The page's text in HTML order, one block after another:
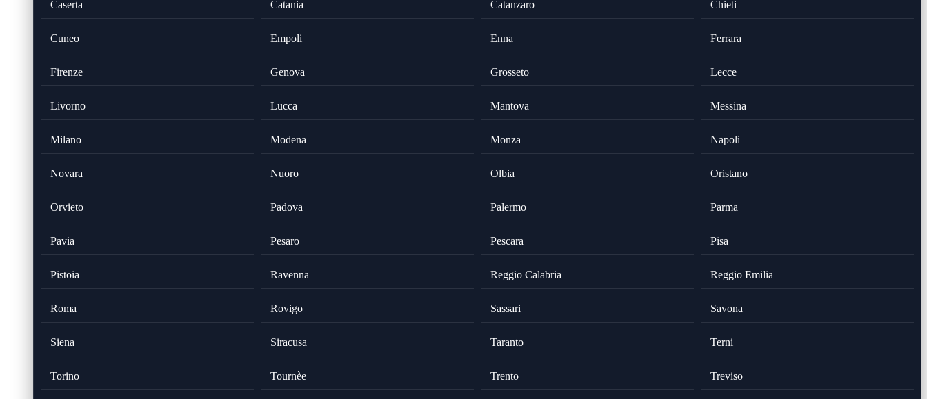
Caserta Catania Catanzaro Chieti
Cuneo Empoli Enna Ferrara
Firenze Genova Grosseto Lecce
Livorno Lucca Mantova Messina
Milano Modena Monza Napoli
Novara Nuoro Olbia Oristano
Orvieto Padova Palermo Parma
Pavia Pesaro Pescara Pisa
Pistoia Ravenna Reggio Calabria Reggio Emilia
Roma Rovigo Sassari Savona
Siena Siracusa Taranto Terni
Torino Tournèe Trento Treviso